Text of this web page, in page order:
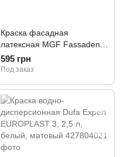
Краска фасадная
латексная MGF Fassaden
Silikon M790, 3,5 кг, белая
595 грн
Под заказ